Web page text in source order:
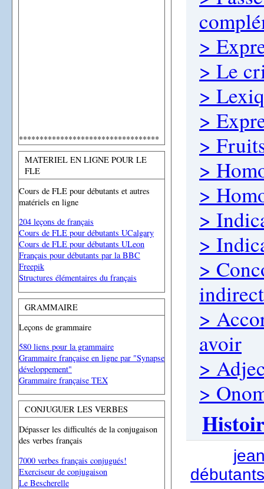
**********************************
MATERIEL EN LIGNE POUR LE
FLE
Cours de FLE pour débutants et autres
matériels en ligne
204 leçons de français
Cours de FLE pour débutants UCalgary
Cours de FLE pour débutants ULeon
Français pour débutants par la BBC
Freepik
Structures élémentaires du français
GRAMMAIRE
Leçons de grammaire
580 liens pour la grammaire
Grammaire française en ligne par "Synapse
développement"
Grammaire française TEX
CONJUGUER LES VERBES
Dépasser les difficultés de la conjugaison
des verbes français
7000 verbes français conjugués!
Exerciseur de conjugaison
Le Bescherelle
>
> Le
>
>
>
>
>
>
>
>
indirect
>
avoir
>
>